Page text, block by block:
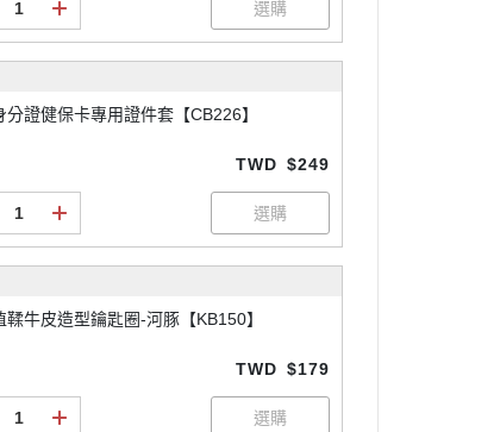
分證健保卡專用證件套【CB226】
TWD $249
鞣牛皮造型鑰匙圈-河豚【KB150】
TWD $179